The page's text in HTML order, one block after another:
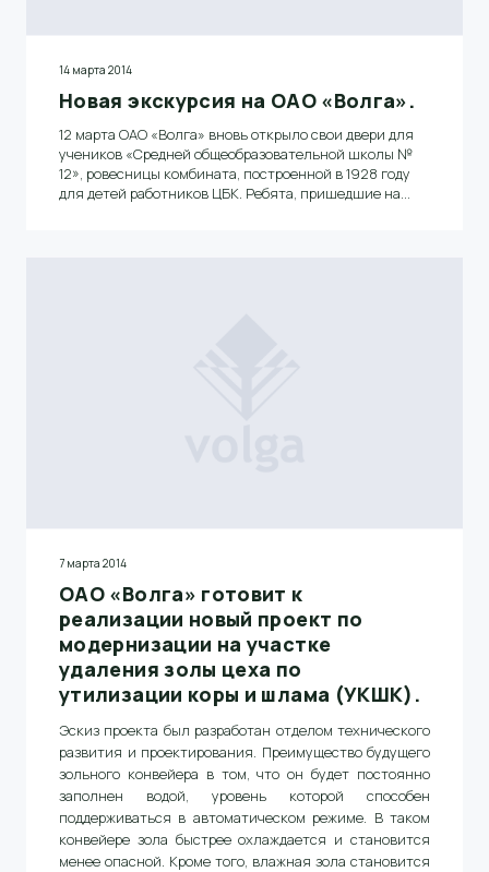
14 марта 2014
Новая экскурсия на ОАО «Волга».
12 марта ОАО «Волга» вновь открыло свои двери для
учеников «Средней общеобразовательной школы №
12», ровесницы комбината, построенной в 1928 году
для детей работников ЦБК. Ребята, пришедшие на
7 марта 2014
ОАО «Волга» готовит к
реализации новый проект по
модернизации на участке
удаления золы цеха по
утилизации коры и шлама (УКШК).
Эскиз проекта был разработан отделом технического
развития и проектирования. Преимущество будущего
зольного конвейера в том, что он будет постоянно
заполнен водой, уровень которой способен
поддерживаться в автоматическом режиме. В таком
конвейере зола быстрее охлаждается и становится
менее опасной. Кроме того, влажная зола становится